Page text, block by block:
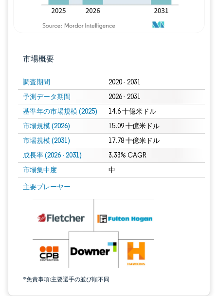
市場概要
調査期間 2020 - 2031
予測データ期間 2026 - 2031
基準年の市場規模 (2025) 14.6 十億米ドル
市場規模 (2026) 15.09 十億米ドル
市場規模 (2031) 17.78 十億米ドル
成長率 (2026 - 2031) 3.33% CAGR
市場集中度 中
主要プレーヤー
*免責事項:主要選手の並び順不同
画像 © Mordor Intelligence。再利用にはCC BY 4.0の表示が必要です。